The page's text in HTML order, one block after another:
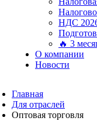
НДС
🔥 3
О компании
Новости
Главная
Для отраслей
Оптовая торговля